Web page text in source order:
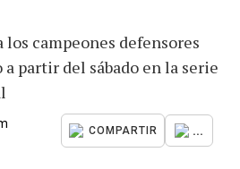
campeones defensores
partir del sábado en la serie
COMPARTIR ...